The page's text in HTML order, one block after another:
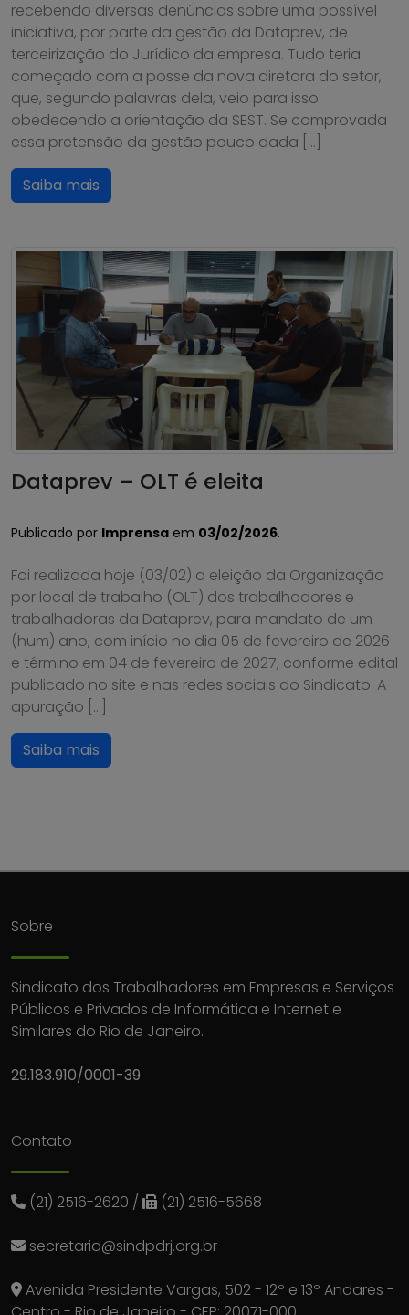
recebendo diversas denúncias sobre uma possível
iniciativa, por parte da gestão da Dataprev, de
terceirização do Jurídico da empresa. Tudo teria
começado com a posse da nova diretora do setor,
que, segundo palavras dela, veio para isso
obedecendo a orientação da SEST. Se comprovada
essa pretensão da gestão pouco dada […]
Saiba mais
Dataprev – OLT é eleita
Publicado por Imprensa em 03/02/2026.
Foi realizada hoje (03/02) a eleição da Organização
por local de trabalho (OLT) dos trabalhadores e
trabalhadoras da Dataprev, para mandato de um
(hum) ano, com início no dia 05 de fevereiro de 2026
e término em 04 de fevereiro de 2027, conforme edital
publicado no site e nas redes sociais do Sindicato. A
apuração […]
Saiba mais
Sobre
Sindicato dos Trabalhadores em Empresas e Serviços
Públicos e Privados de Informática e Internet e
Similares do Rio de Janeiro.
29.183.910/0001-39
Contato
(21) 2516-2620 / (21) 2516-5668
secretaria@sindpdrj.org.br
Avenida Presidente Vargas, 502 - 12º e 13º Andares -